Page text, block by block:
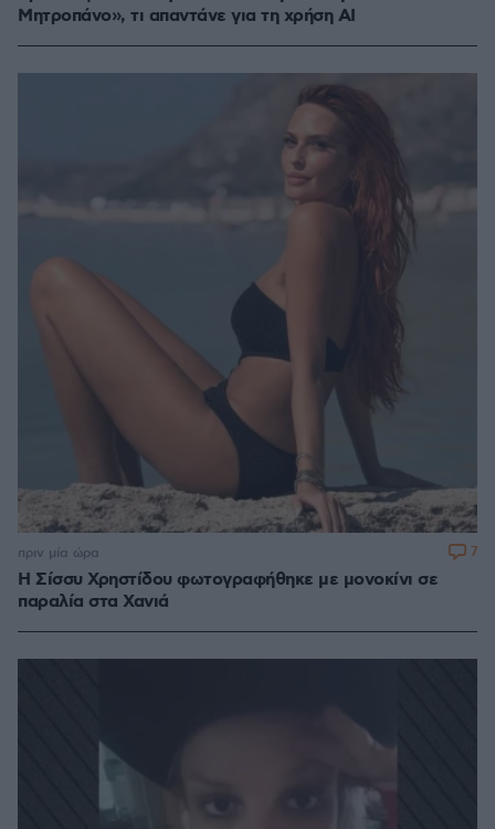
Μητροπάνο», τι απαντάνε για τη χρήση AI
Η Σίσσυ Χρηστίδου φωτογραφήθηκε με μονοκίνι σε
παραλία στα Χανιά
πριν μία ώρα 7